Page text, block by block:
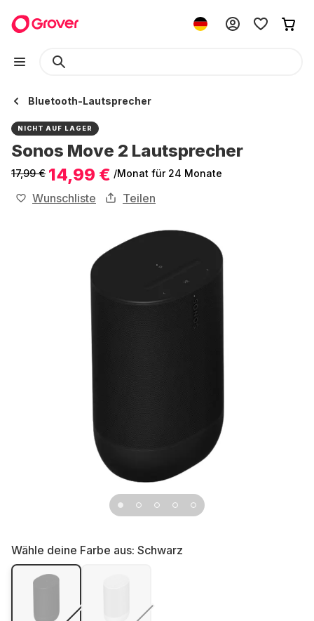
Bluetooth-Lautsprecher
NICHT AUF LAGER
Sonos Move 2 Lautsprecher
17,99 € 14,99 € /Monat für 24 Monate
Wunschliste Teilen
Wähle deine Farbe aus: Schwarz